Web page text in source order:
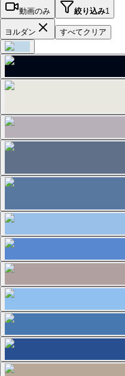
動画のみ 絞り込み1
ヨルダン すべてクリア